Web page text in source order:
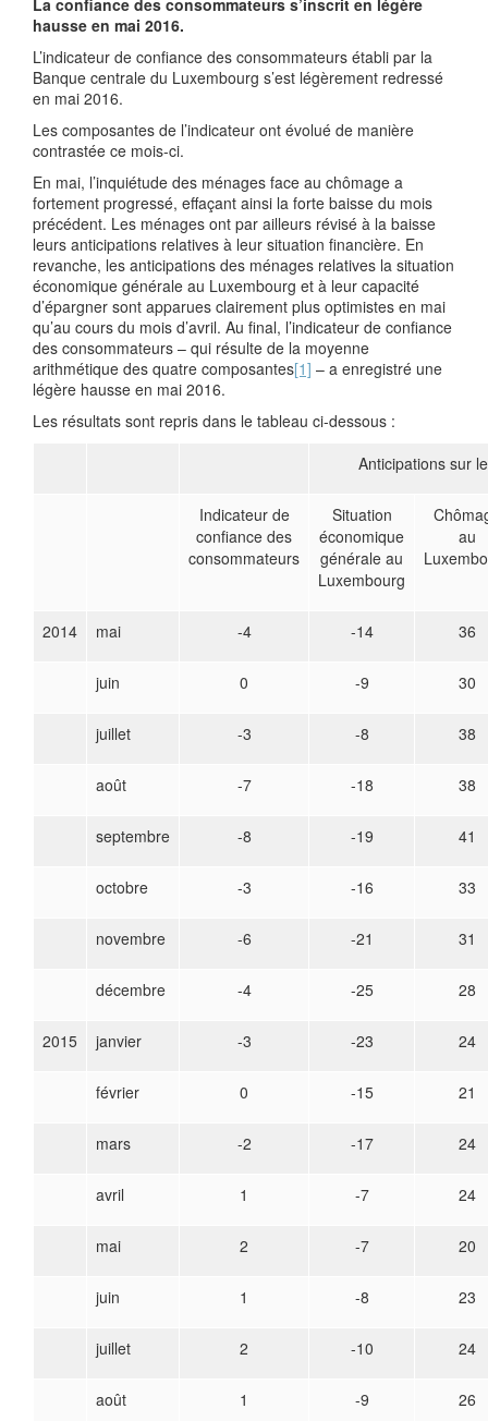
La confiance des consommateurs s’inscrit en légère
hausse en mai 2016.
L’indicateur de confiance des consommateurs établi par la
Banque centrale du Luxembourg s’est légèrement redressé
en mai 2016.
Les composantes de l’indicateur ont évolué de manière
contrastée ce mois-ci.
En mai, l’inquiétude des ménages face au chômage a
fortement progressé, effaçant ainsi la forte baisse du mois
précédent. Les ménages ont par ailleurs révisé à la baisse
leurs anticipations relatives à leur situation financière. En
revanche, les anticipations des ménages relatives la situation
économique générale au Luxembourg et à leur capacité
d’épargner sont apparues clairement plus optimistes en mai
qu’au cours du mois d’avril. Au final, l’indicateur de confiance
des consommateurs – qui résulte de la moyenne
arithmétique des quatre composantes[1] – a enregistré une
légère hausse en mai 2016.
Les résultats sont repris dans le tableau ci-dessous :
Anticipations sur
Indicateur de
confiance des
consommateurs
Situation
économique
générale au
Luxembourg
au
2014 mai -4 -14 36
juin 0 -9 30
juillet -3 -8 38
août -7 -18 38
septembre -8 -19 41
octobre -3 -16 33
novembre -6 -21 31
décembre -4 -25 28
2015 janvier -3 -23 24
février 0 -15 21
mars -2 -17 24
avril 1 -7 24
mai 2 -7 20
juin 1 -8 23
juillet 2 -10 24
août 1 -9 26